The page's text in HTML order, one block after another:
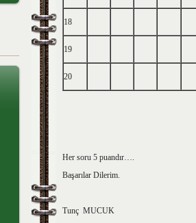
18
19
20
Her soru 5 puandır….
Başarılar Dilerim.
Tunç MUCUK